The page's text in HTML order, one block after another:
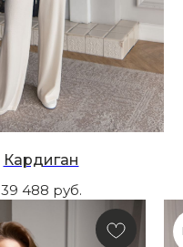
Кардиган
39 488 руб.